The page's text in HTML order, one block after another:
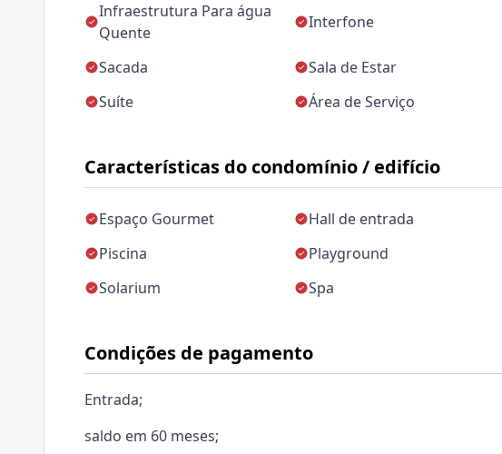
Infraestrutura Para água
Quente
Interfone
Sacada Sala de Estar
Suíte
Área de Serviço
Características do condomínio / edifício
Espaço Gourmet Hall de entrada
Piscina
Playground
Solarium
Spa
Condições de pagamento
Entrada;
saldo em 60 meses;